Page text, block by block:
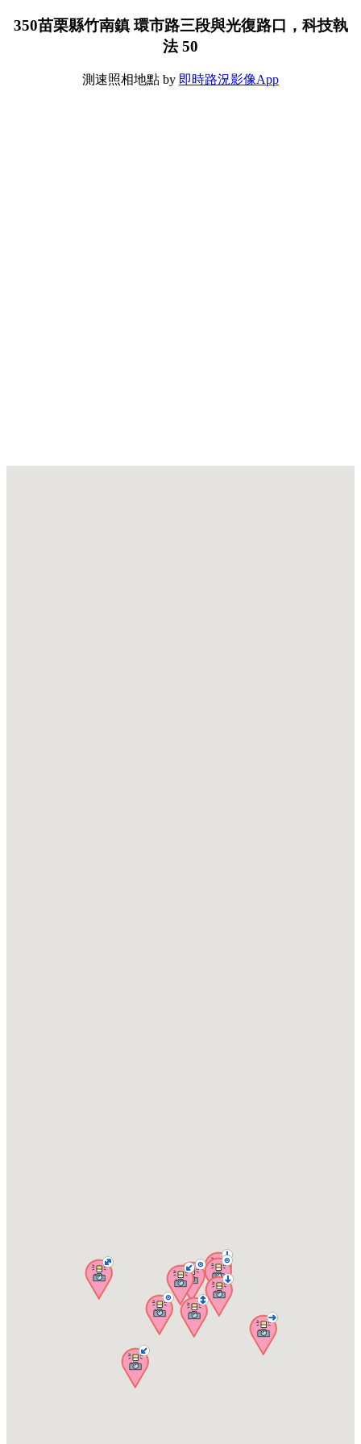
350苗栗縣竹南鎮 環市路三段與光復路口，科技執
法 50
測速照相地點 by 即時路況影像App